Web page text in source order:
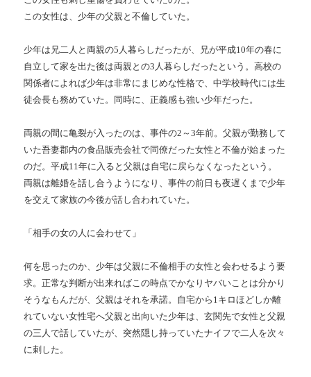
この女性は、少年の父親と不倫していた。
少年は兄二人と両親の5人暮らしだったが、兄が平成10年の春に
自立して家を出た後は両親との3人暮らしだったという。高校の
関係者によれば少年は非常にまじめな性格で、中学校時代には生
徒会長も務めていた。同時に、正義感も強い少年だった。
両親の間に亀裂が入ったのは、事件の2～3年前。父親が勤務して
いた吾妻郡内の食品販売会社で同僚だった女性と不倫が始まった
のだ。平成11年に入ると父親は自宅に戻らなくなったという。
両親は離婚を話し合うようになり、事件の前日も夜遅くまで少年
を交えて家族の今後が話し合われていた。
「相手の女の人に会わせて」
何を思ったのか、少年は父親に不倫相手の女性と会わせるよう要
求。正常な判断が出来ればこの時点でかなりヤバいことは分かり
そうなもんだが、父親はそれを承諾。自宅から1キロほどしか離
れていない女性宅へ父親と出向いた少年は、玄関先で女性と父親
の三人で話していたが、突然隠し持っていたナイフで二人を次々
に刺した。